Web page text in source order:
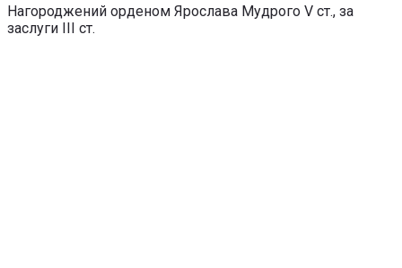
Нагороджений орденом Ярослава Мудрого V ст., за
заслуги ІІІ ст.